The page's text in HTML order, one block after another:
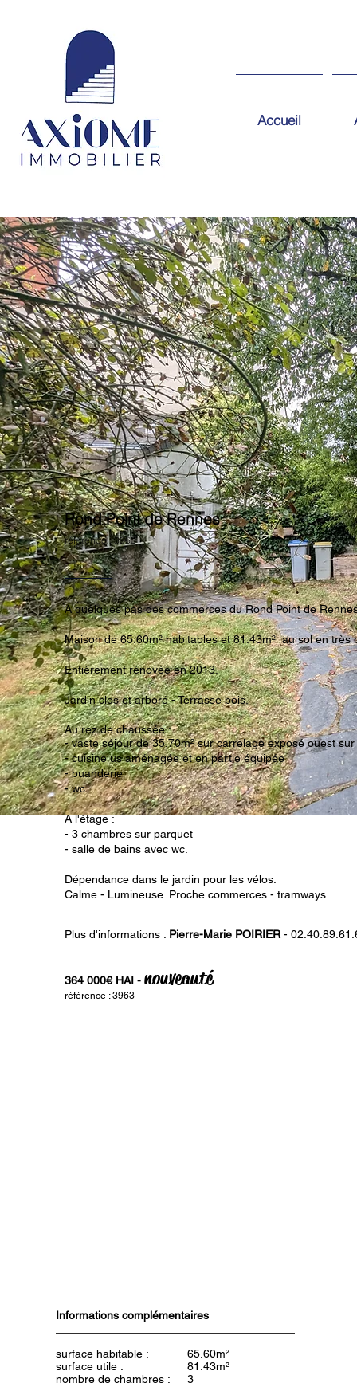
Accueil
Rond Point de Rennes
référence : 3963
A quelques pas des commerces du Rond Point de
Maison de 65.60m² habitables et 81.43m² au sol en très
Entièrement rénovée en 2013.
Jardin clos et arboré - Terrasse bois.
Au rez de chaussée :
- vaste séjour de 35.70m² sur carrelage exposé ouest
- cuisine us aménagée et en partie équipée
- buanderie
- wc.
A l'étage :
- 3 chambres sur parquet
- salle de bains avec wc.
Dépendance dans le jardin pour les vélos.
Calme - Lumineuse. Proche commerces - tramways.
Plus d'informations : Pierre-Marie POIRIER -
364 000€ HAI - nouveauté
référence : 3963
Informations complémentaires
surface habitable :
surface utile :
nombre de chambres :
65.60m²
81.43m²
3